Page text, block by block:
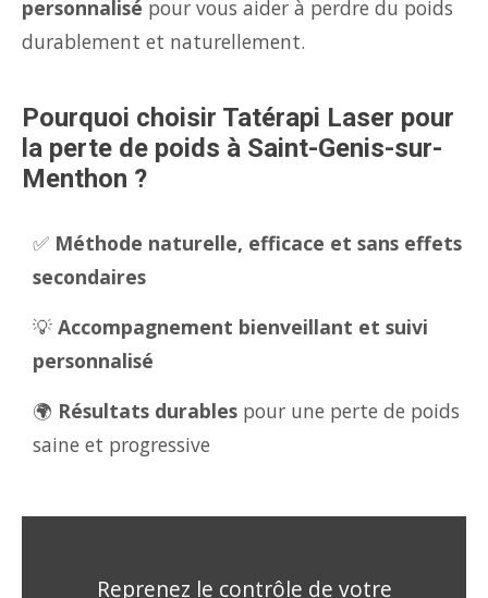
personnalisé pour vous aider à perdre du poids
durablement et naturellement.
Pourquoi choisir Tatérapi Laser pour
la perte de poids à Saint-Genis-sur-
Menthon ?
✅ Méthode naturelle, efficace et sans effets
secondaires
💡 Accompagnement bienveillant et suivi
personnalisé
🌍 Résultats durables pour une perte de poids
saine et progressive
Reprenez le contrôle de votre